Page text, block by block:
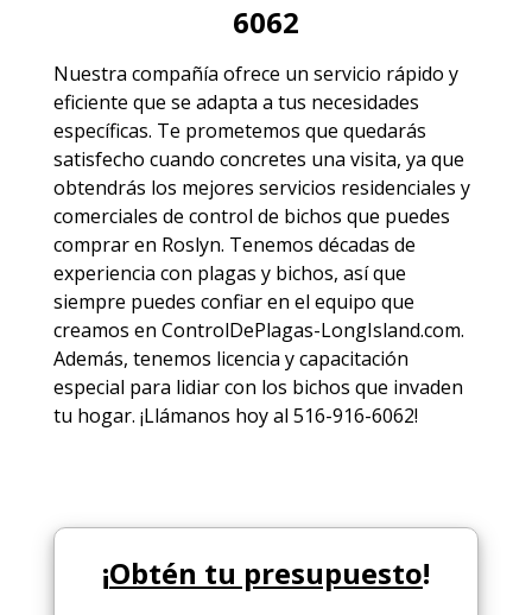
6062
Nuestra compañía ofrece un servicio rápido y
eficiente que se adapta a tus necesidades
específicas. Te prometemos que quedarás
satisfecho cuando concretes una visita, ya que
obtendrás los mejores servicios residenciales y
comerciales de control de bichos que puedes
comprar en Roslyn. Tenemos décadas de
experiencia con plagas y bichos, así que
siempre puedes confiar en el equipo que
creamos en ControlDePlagas-LongIsland.com.
Además, tenemos licencia y capacitación
especial para lidiar con los bichos que invaden
tu hogar. ¡Llámanos hoy al 516-916-6062!
¡Obtén tu presupuesto!